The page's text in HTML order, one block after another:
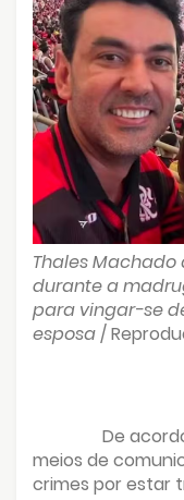
Thales
durante a
para vingar-se
esposa /
De
meios de
crimes por estar